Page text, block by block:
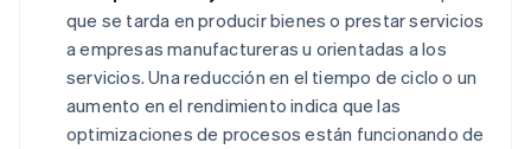
que se tarda en producir bienes o prestar servicios
a empresas manufactureras u orientadas a los
servicios. Una reducción en el tiempo de ciclo o un
aumento en el rendimiento indica que las
optimizaciones de procesos están funcionando de